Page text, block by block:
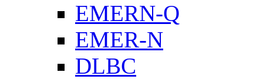
EMERN-Q
EMER-N
DLBC